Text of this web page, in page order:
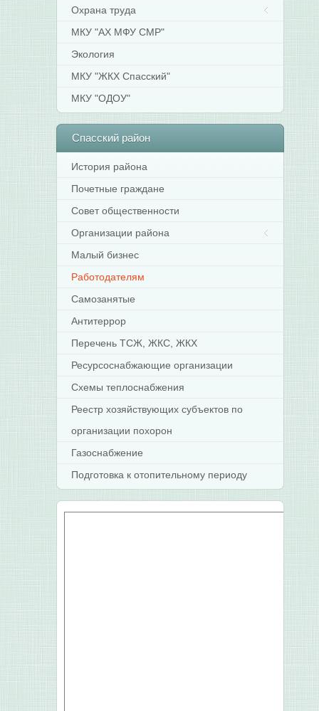
Охрана труда
МКУ "АХ МФУ СМР"
Экология
МКУ "ЖКХ Спасский"
МКУ "ОДОУ"
Спасскийрайон
История района
Почетные граждане
Совет общественности
Организации района
Малый бизнес
Работодателям
Самозанятые
Антитеррор
Перечень ТСЖ, ЖКС, ЖКХ
Ресурсоснабжающие организации
Схемы теплоснабжения
Реестр хозяйствующих субъектов по
организации похорон
Газоснабжение
Подготовка к отопительному периоду